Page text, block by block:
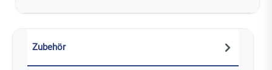
Zubehör